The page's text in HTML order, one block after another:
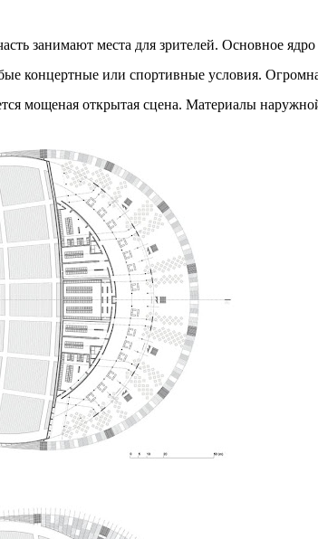
занимают места для зрителей. Основное ядро
концертные или спортивные условия.
мощеная открытая сцена. Материалы